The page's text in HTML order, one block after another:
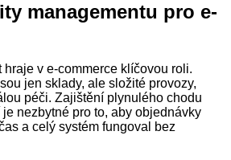
managementu pro e-
hraje v e-commerce klíčovou roli.
jen sklady, ale složité provozy,
péči. Zajištění plynulého chodu
nezbytné pro to, aby objednávky
a celý systém fungoval bez